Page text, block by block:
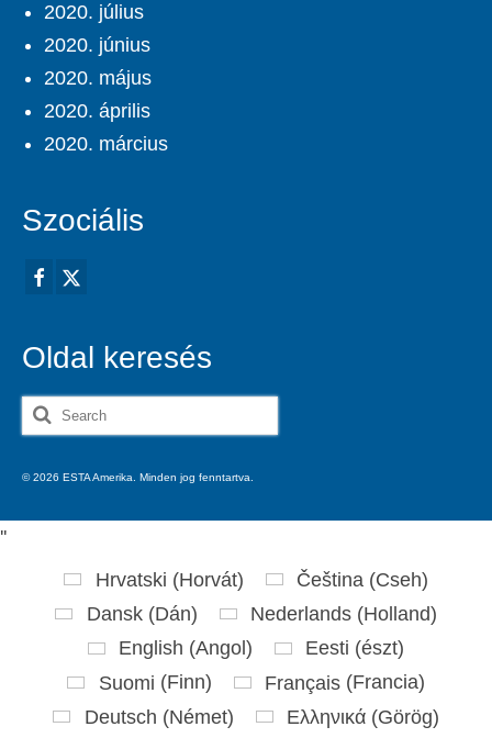
2020. július
2020. június
2020. május
2020. április
2020. március
Szociális
Oldal keresés
Search
for:
© 2026 ESTA Amerika. Minden jog fenntartva.
''
Hrvatski (Horvát) Čeština (Cseh)
Dansk(Dán) Nederlands(Holland)
English (Angol ) Eesti (észt)
Suomi (Finn) Français(Francia)
Deutsch (Német) Ελληνικά(Görög)